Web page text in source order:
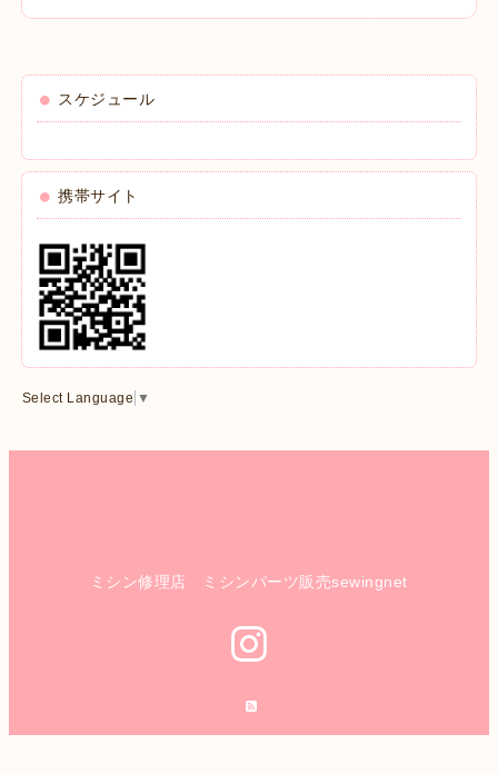
スケジュール
携帯サイト
Select Language ▼
ミシン修理店 ミシンパーツ販売sewingnet